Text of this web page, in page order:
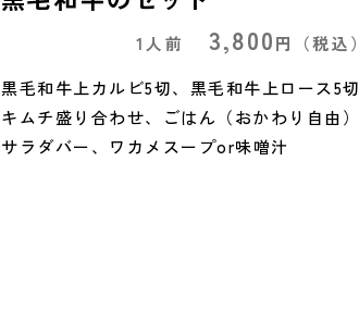
1人前 3,800円
（税込）
黒毛和牛上カルビ5切、黒毛和牛上ロース5切
キムチ盛り合わせ、ごはん（おかわり自由）
サラダバー、ワカメスープor味噌汁